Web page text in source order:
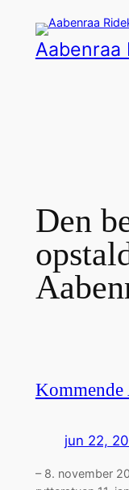
indholdAabenraa
Den
Kommende
jun 22,
– 8. november